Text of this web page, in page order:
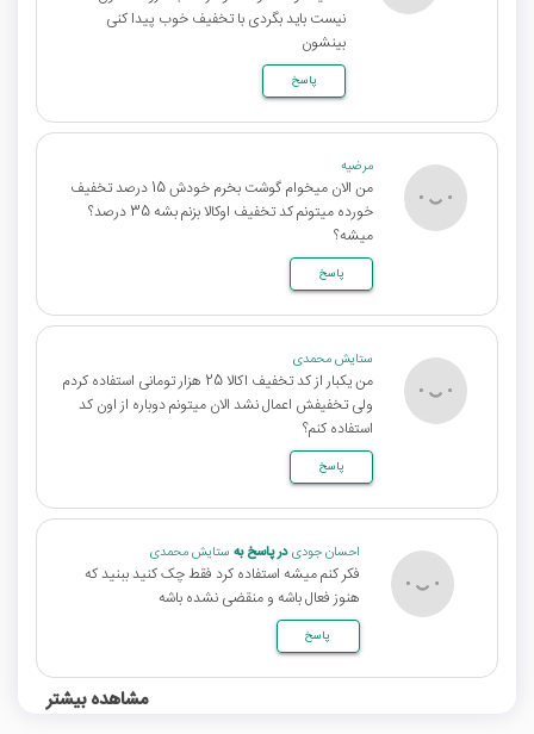
نیست باید بگردی با تخفیف خوب پیدا کنی
بینشون
پاسخ
مرضیه
من الان میخوام گوشت بخرم خودش 15 درصد تخفیف
خورده میتونم کد تخفیف اوکالا بزنم بشه 35 درصد؟
میشه؟
پاسخ
ستایش محمدی
من یکبار از کد تخفیف اکالا 25 هزار تومانی استفاده کردم
ولی تخفیفش اعمال نشد الان میتونم دوباره از اون کد
استفاده کنم؟
پاسخ
احسان جودیدر پاسخ به ستایش محمدی
فکر کنم میشه استفاده کرد فقط چک کنید ببنید که
هنوز فعال باشه و منقضی نشده باشه
پاسخ
مشاهده بیشتر